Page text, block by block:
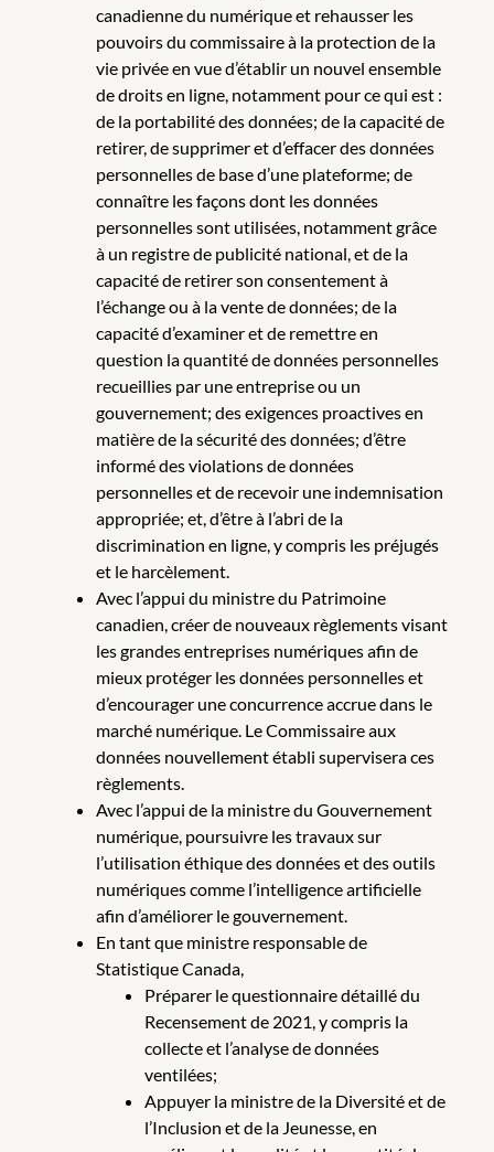
canadienne du numérique et rehausser les
pouvoirs du commissaire à la protection de la
vie privée en vue d’établir un nouvel ensemble
de droits en ligne, notamment pour ce qui est :
de la portabilité des données; de la capacité de
retirer, de supprimer et d’effacer des données
personnelles de base d’une plateforme; de
connaître les façons dont les données
personnelles sont utilisées, notamment grâce
à un registre de publicité national, et de la
capacité de retirer son consentement à
l’échange ou à la vente de données; de la
capacité d’examiner et de remettre en
question la quantité de données personnelles
recueillies par une entreprise ou un
gouvernement; des exigences proactives en
matière de la sécurité des données; d’être
informé des violations de données
personnelles et de recevoir une indemnisation
appropriée; et, d’être à l’abri de la
discrimination en ligne, y compris les préjugés
et le harcèlement.
Avec l’appui du ministre du Patrimoine
canadien, créer de nouveaux règlements visant
les grandes entreprises numériques afin de
mieux protéger les données personnelles et
d’encourager une concurrence accrue dans le
marché numérique. Le Commissaire aux
données nouvellement établi supervisera ces
règlements.
Avec l’appui de la ministre du Gouvernement
numérique, poursuivre les travaux sur
l’utilisation éthique des données et des outils
numériques comme l’intelligence artificielle
afin d’améliorer le gouvernement.
En tant que ministre responsable de
Statistique Canada,
Préparer le questionnaire détaillé du
Recensement de 2021, y compris la
collecte et l’analyse de données
ventilées;
Appuyer la ministre de la Diversité et de
l’Inclusion et de la Jeunesse, en